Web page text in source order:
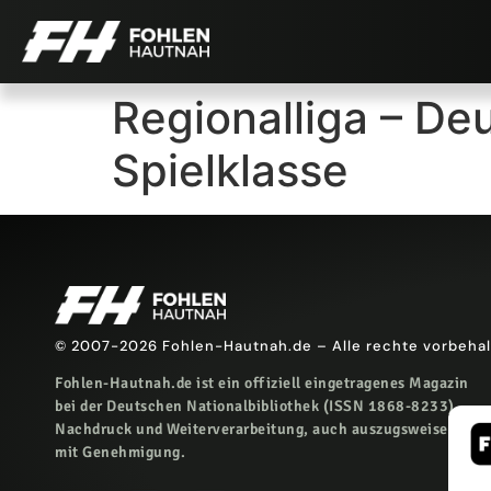
Regionalliga –
Spielklasse
© 2007-2026 Fohlen-Hautnah.de – Alle rechte
Fohlen-Hautnah.de ist ein offiziell eingetragenes Magazin
bei der Deutschen Nationalbibliothek (ISSN 1868-8233).
Nachdruck und Weiterverarbeitung, auch auszugsweise, nur
mit Genehmigung.